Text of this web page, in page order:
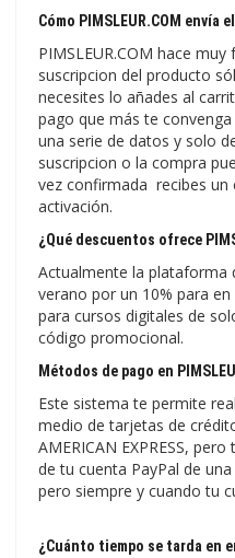
Cómo PIMSLEUR.COM envía
PIMSLEUR.COM hace
suscripcion del producto
necesites lo añades al
pago que más te
una serie de datos y solo
suscripcion o la compra
vez confirmada recibes un
activación.
¿Qué descuentos ofrece
Actualmente la plataforma
verano por un 10% para
para cursos digitales de
código promocional.
Métodos de pago en
Este sistema te permite
medio de tarjetas de
AMERICAN EXPRESS,
de tu cuenta PayPal de
pero siempre y cuando tu
¿Cuánto tiempo se tarda en